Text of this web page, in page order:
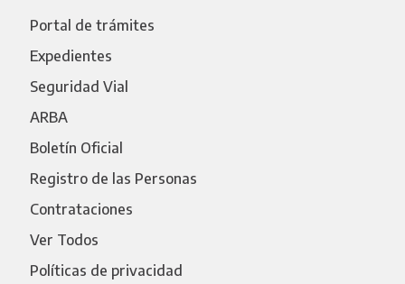
Portal de trámites
Expedientes
Seguridad Vial
ARBA
Boletín Oficial
Registro de las Personas
Contrataciones
Ver Todos
Políticas de privacidad